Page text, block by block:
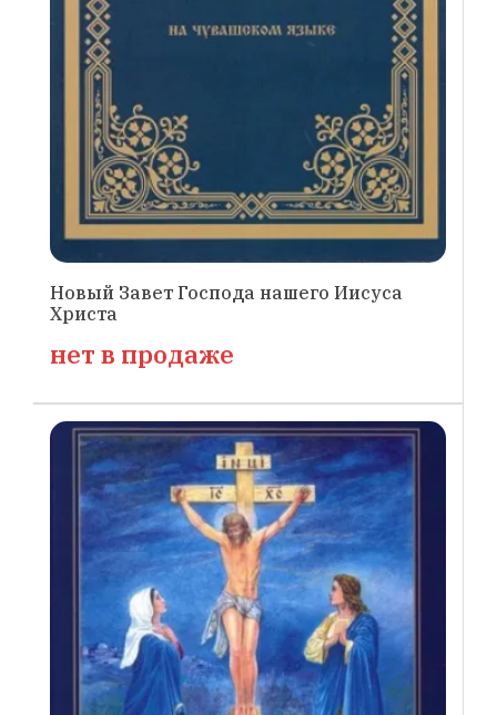
Новый Завет Господа нашего Иисуса
Христа
нет в продаже